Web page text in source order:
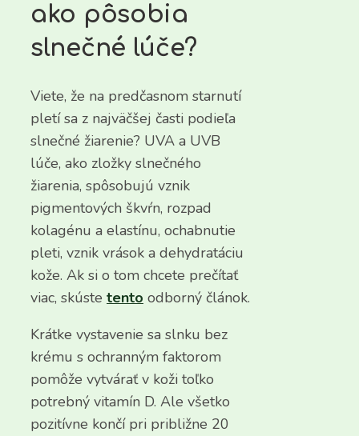
ako pôsobia
slnečné lúče?
Viete, že na predčasnom starnutí
pletí sa z najväčšej časti podieľa
slnečné žiarenie? UVA a UVB
lúče, ako zložky slnečného
žiarenia, spôsobujú vznik
pigmentových škvŕn, rozpad
kolagénu a elastínu, ochabnutie
pleti, vznik vrások a dehydratáciu
kože. Ak si o tom chcete prečítať
viac, skúste tento odborný článok.
Krátke vystavenie sa slnku bez
krému s ochranným faktorom
pomôže vytvárať v koži toľko
potrebný vitamín D. Ale všetko
pozitívne končí pri približne 20